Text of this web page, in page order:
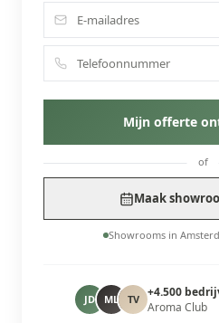
Mijn offerte
of
Maak
Showrooms in
JD ML TV +4.500
Aroma Club